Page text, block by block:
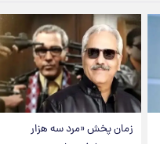
زمان پخش «مرد سه هزار